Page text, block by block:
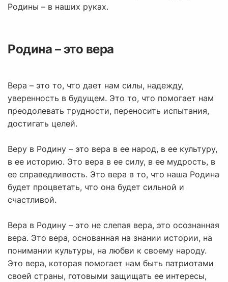
Родины – в наших руках.
Родина – это вера
Вера – это то, что дает нам силы, надежду,
уверенность в будущем. Это то, что помогает нам
преодолевать трудности, переносить испытания,
достигать целей.
Веру в Родину – это вера в ее народ, в ее культуру,
в ее историю. Это вера в ее силу, в ее мудрость, в
ее справедливость. Это вера в то, что наша Родина
будет процветать, что она будет сильной и
счастливой.
Вера в Родину – это не слепая вера, это осознанная
вера. Это вера, основанная на знании истории, на
понимании культуры, на любви к своему народу.
Это вера, которая помогает нам быть патриотами
своей страны, готовыми защищать ее интересы,